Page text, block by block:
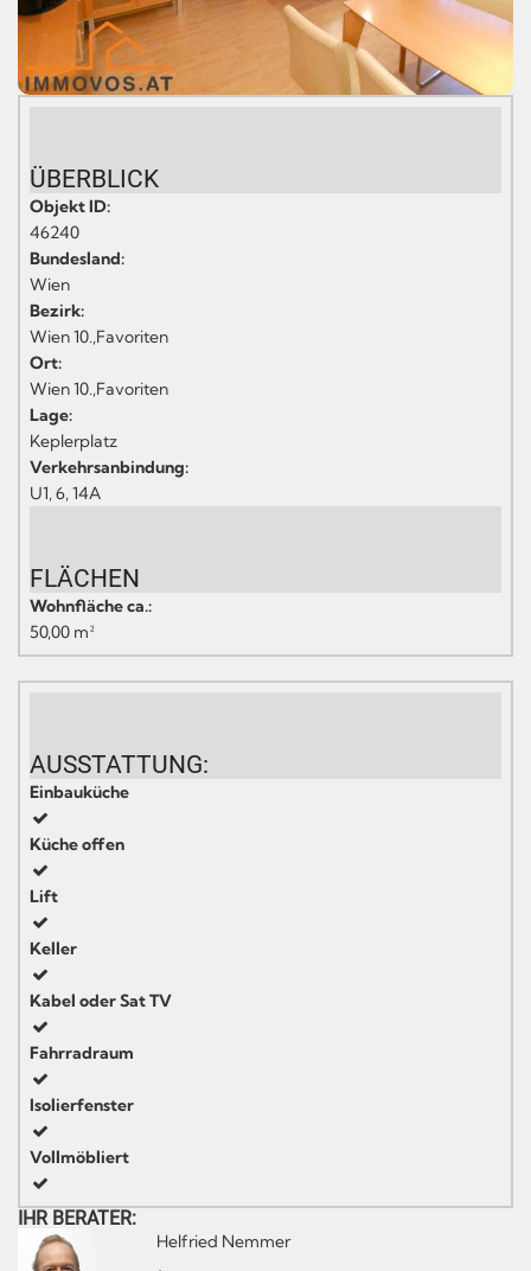
ÜBERBLICK
Objekt ID:
46240
Bundesland:
Wien
Bezirk:
Wien 10.,Favoriten
Ort:
Wien 10.,Favoriten
Lage:
Keplerplatz
Verkehrsanbindung:
U1, 6, 14A
FLÄCHEN
Wohnfläche ca.:
50,00 m²
AUSSTATTUNG:
Einbauküche
Küche offen
Lift
Keller
Kabel oder Sat TV
Fahrradraum
Isolierfenster
Vollmöbliert
IHR BERATER:
Helfried Nemmer